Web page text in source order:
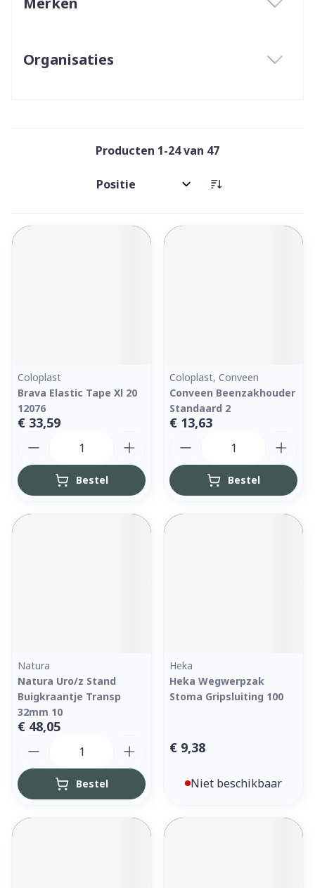
Organisaties
Producten 1-24van 47
Sorteer op:
Coloplast
Brava Elastic Tape Xl 20
12076
€ 33,59
Bestel
Coloplast, Conveen
Conveen Beenzakhouder
Standaard 2
€ 13,63
Bestel
Natura
Natura Uro/z Stand
Buigkraantje Transp
32mm 10
€ 48,05
Bestel
Heka
Heka Wegwerpzak
Stoma Gripsluiting 100
€ 9,38
Niet beschikbaar